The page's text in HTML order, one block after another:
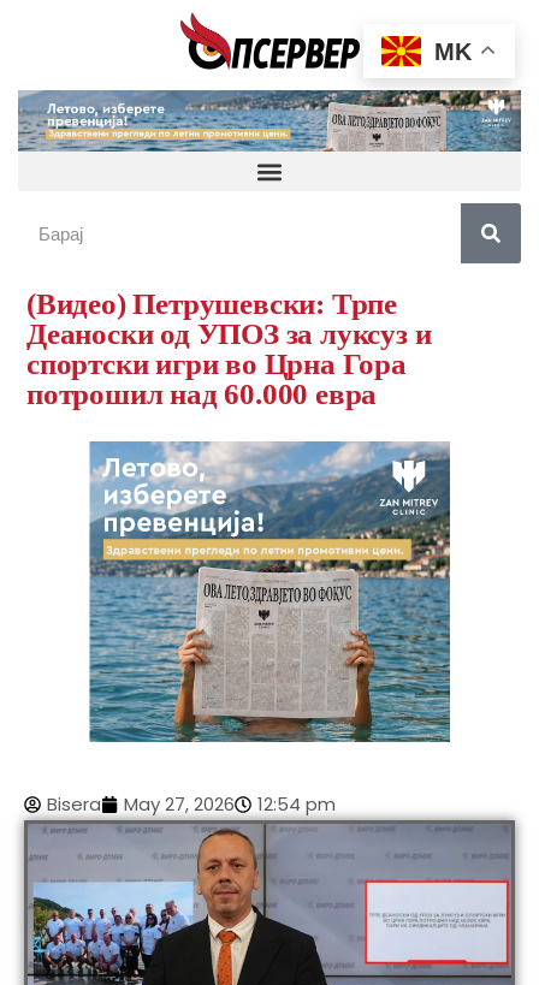
(Видео) Петрушевски: Трпе
Деаноски од УПОЗ за луксуз и
спортски игри во Црна Гора
потрошил над 60.000 евра
Bisera May 27, 2026 12:54 pm
MK